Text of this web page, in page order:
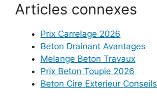
Articles connexes
Prix Carrelage 2026
Beton Drainant Avantages
Melange Beton Travaux
Prix Beton Toupie 2026
Beton Cire Exterieur Conseils